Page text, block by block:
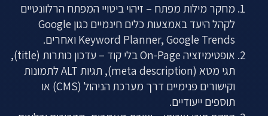
מחקר מילות מפתח – זיהוי ביטויי המפתח הרלוונטיים
לקהל היעד באמצעות כלים חינמיים כגון Google
Keyword Planner, Google Trends ואחרים.
אופטימיזציה On-Page בלי קוד – עדכון כותרות (title),
תגי מטא (meta description), תגיות ALT לתמונות
וקישורים פנימיים דרך מערכת הניהול (CMS) או
תוספים ייעודיים.